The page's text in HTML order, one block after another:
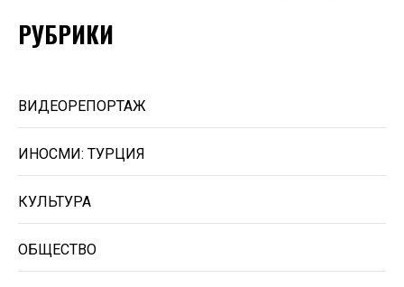
РУБРИКИ
ВИДЕОРЕПОРТАЖ
ИНОСМИ: ТУРЦИЯ
КУЛЬТУРА
ОБЩЕСТВО